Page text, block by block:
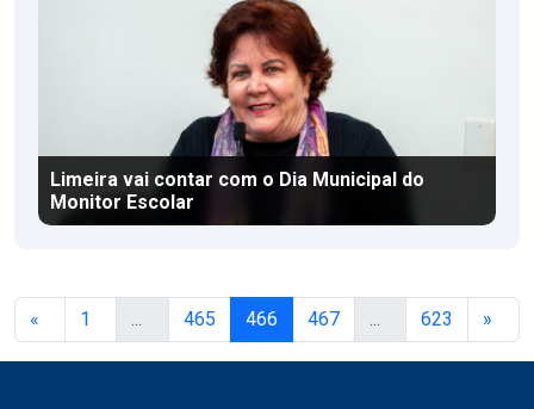
Limeira vai contar com o Dia Municipal do
Monitor Escolar
« 1 465 466 467 623 »